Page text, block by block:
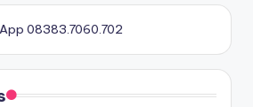
08383.7060.702